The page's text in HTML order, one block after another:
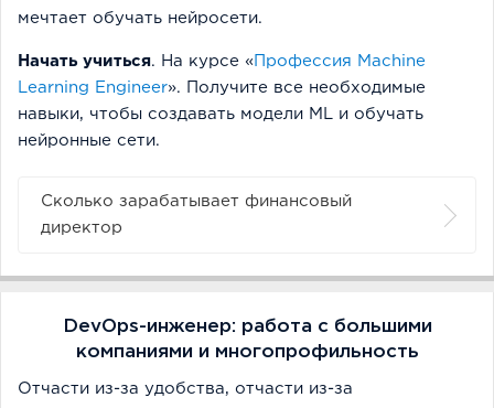
мечтает обучать нейросети.
Начать учиться. На курсе « Профессия Machine
Learning Engineer». Получите все необходимые
навыки, чтобы создавать модели ML и обучать
нейронные сети.
Сколько зарабатывает финансовый
директор
DevOps-инженер: работа с большими
компаниями и многопрофильность
Отчасти из-за удобства, отчасти из-за